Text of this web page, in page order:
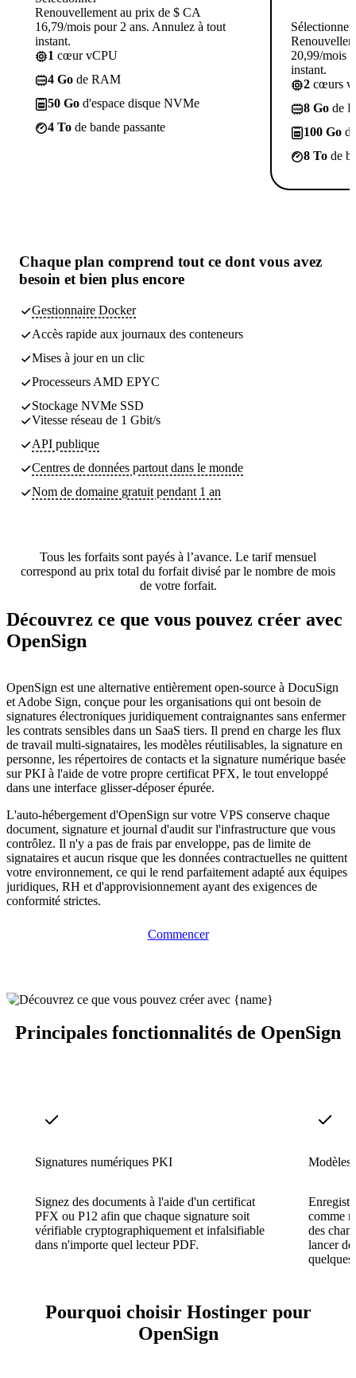
Renouvellement au prix de $ CA
16,79/mois pour 2 ans. Annulez à tout
instant.
1 cœur vCPU
4 Go de RAM
50 Go d'espace disque NVMe
4 To de bande passante
Sélectionner
20,99/mois
instant.
2 cœurs
8 Go de
100 Go
8 To de
Chaque plan comprend tout ce dont vous avez
besoin et bien plus encore
Gestionnaire Docker
Accès rapide aux journaux des conteneurs
Mises à jour en un clic
Processeurs AMD EPYC
Stockage NVMe SSD
Vitesse réseau de 1 Gbit/s
API publique
Centres de données partout dans le monde
Nom de domaine gratuit pendant 1 an
Tous les forfaits sont payés à l’avance. Le tarif mensuel
correspond au prix total du forfait divisé par le nombre de mois
de votre forfait.
Découvrez ce que vous pouvez créer avec
OpenSign
OpenSign est une alternative entièrement open-source à DocuSign
et Adobe Sign, conçue pour les organisations qui ont besoin de
signatures électroniques juridiquement contraignantes sans enfermer
les contrats sensibles dans un SaaS tiers. Il prend en charge les flux
de travail multi-signataires, les modèles réutilisables, la signature en
personne, les répertoires de contacts et la signature numérique basée
sur PKI à l'aide de votre propre certificat PFX, le tout enveloppé
dans une interface glisser-déposer épurée.
L'auto-hébergement d'OpenSign sur votre VPS conserve chaque
document, signature et journal d'audit sur l'infrastructure que vous
contrôlez. Il n'y a pas de frais par enveloppe, pas de limite de
signataires et aucun risque que les données contractuelles ne quittent
votre environnement, ce qui le rend parfaitement adapté aux équipes
juridiques, RH et d'approvisionnement ayant des exigences de
conformité strictes.
Commencer
Principales fonctionnalités de OpenSign
Signatures numériques PKI
Signez des documents à l'aide d'un certificat
PFX ou P12 afin que chaque signature soit
vérifiable cryptographiquement et infalsifiable
dans n'importe quel lecteur PDF.
Modèles
comme
des
lancer
quelques
Pourquoi choisir Hostinger pour
OpenSign